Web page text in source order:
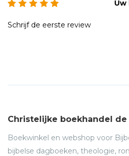
Schrijf de eerste review
Christelijke boekhandel de
Boekwinkel en webshop voor
bijbelse dagboeken, theologie,